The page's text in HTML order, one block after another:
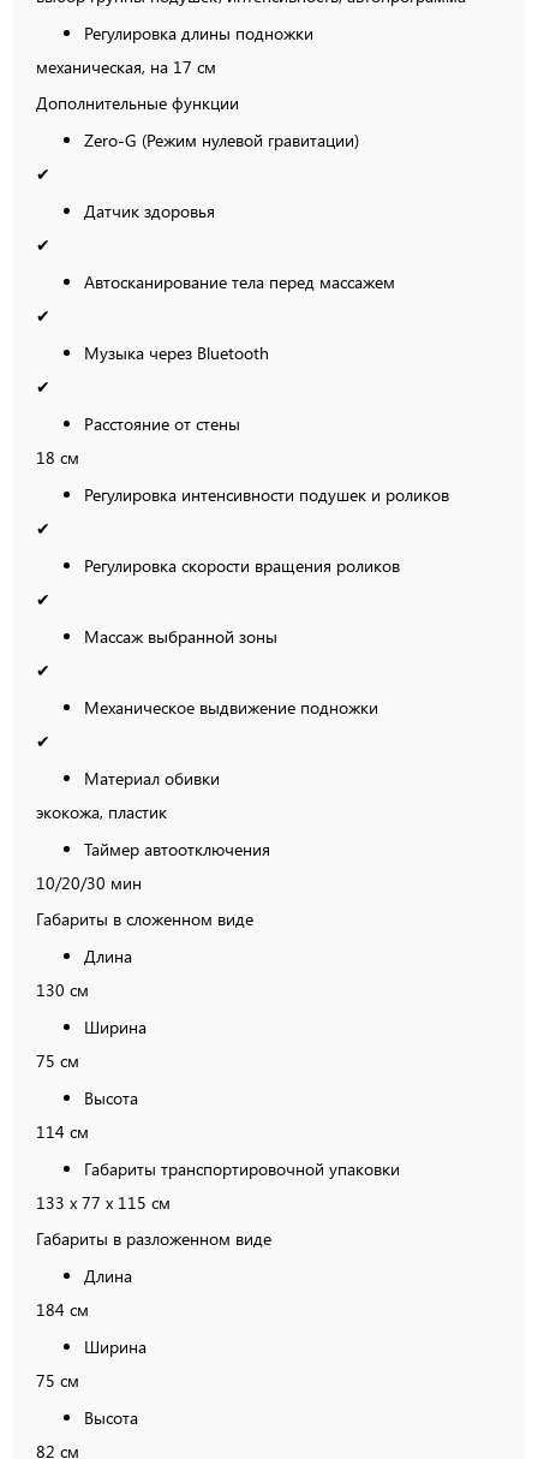
Регулировка длины подножки
механическая, на 17 см
Дополнительные функции
Zero-G (Режим нулевой гравитации)
✔
Датчик здоровья
✔
Автосканирование тела перед массажем
✔
Музыка через Bluetooth
✔
Расстояние от стены
18 см
Регулировка интенсивности подушек и роликов
✔
Регулировка скорости вращения роликов
✔
Массаж выбранной зоны
✔
Механическое выдвижение подножки
✔
Материал обивки
экокожа, пластик
Таймер автоотключения
10/20/30 мин
Габариты в сложенном виде
Длина
130 см
Ширина
75 см
Высота
114 см
Габариты транспортировочной упаковки
133 х 77 х 115 см
Габариты в разложенном виде
Длина
184 см
Ширина
75 см
Высота
82 см